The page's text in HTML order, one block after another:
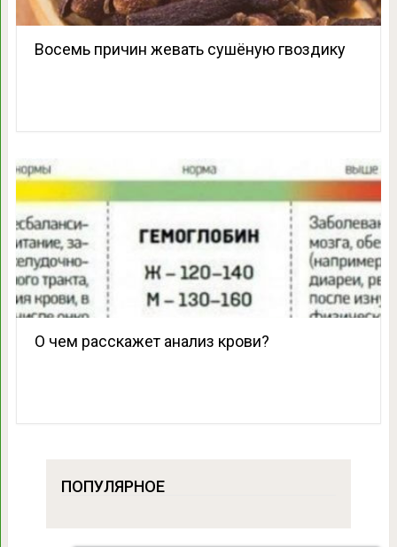
Восемь причин жевать сушёную гвоздику
О чем расскажет анализ крови?
ПОПУЛЯРНОЕ